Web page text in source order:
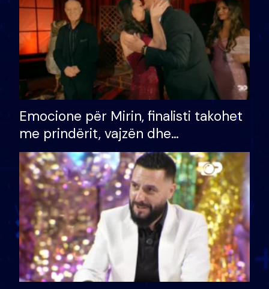
Emocione për Mirin, finalisti takohet
me prindërit, vajzën dhe
bashkëshorten: S’kemi ndonjë letër
divorci apo jo?